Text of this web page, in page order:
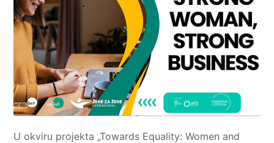
U okviru projekta „Towards Equality: Women and